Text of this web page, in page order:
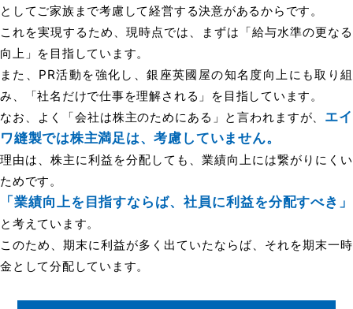
としてご家族まで考慮して経営する決意があるからです。
これを実現するため、現時点では、まずは「給与水準の更なる
向上」を目指しています。
また、PR活動を強化し、銀座英國屋の知名度向上にも取り組
み、「社名だけで仕事を理解される」を目指しています。
なお、よく「会社は株主のためにある」と言われますが、 エイ
ワ縫製では株主満足は、考慮していません。
理由は、株主に利益を分配しても、業績向上には繋がりにくい
ためです。
「業績向上を目指すならば、社員に利益を分配すべき」
と考えています。
このため、期末に利益が多く出ていたならば、それを期末一時
金として分配しています。